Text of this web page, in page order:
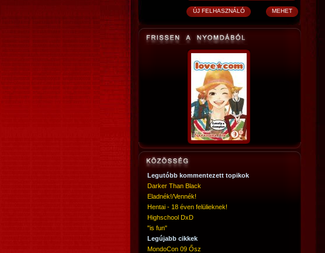
Legutóbb kommentezett topikok
Darker Than Black
Eladnék!/Vennék!
Hentai - 18 éven felülieknek!
Highschool DxD
"is fun"
Legújabb cikkek
MondoCon 09 Ősz